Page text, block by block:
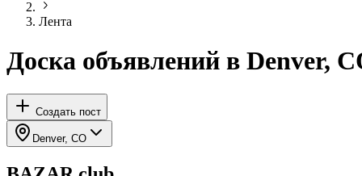
Лента
Доска объявлений в Denver,
Создать пост
Denver, CO